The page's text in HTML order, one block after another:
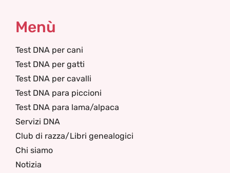
Menù
Test DNA per cani
Test DNA per gatti
Test DNA per cavalli
Test DNA para piccioni
Test DNA para lama/alpaca
Servizi DNA
Club di razza/Libri genealogici
Chi siamo
Notizia